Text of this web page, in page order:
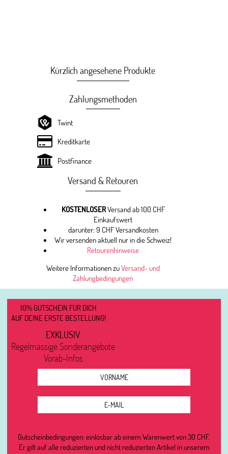
Kürzlich angesehene Produkte
Zahlungsmethoden
Twint
Kreditkarte
Postfinance
Versand & Retouren
KOSTENLOSERVersand ab 100 CHF
Einkaufswert
darunter: 9 CHF Versandkosten
Wir versenden aktuell nur in die Schweiz!
Retourenhinweise
Weitere Informationen zuVersand- und
Zahlungbedingungen
10% GUTSCHEIN FÜR DICH
AUF DEINE ERSTE BESTELLUNG!
EXKLUSIV
Regelmässige Sonderangebote
Vorab-Infos
Gutscheinbedingungen: einlösbar ab einem Warenwert von 30 CHF.
Er gilt auf alle reduzierten und nicht reduzierten Artikel in unserem